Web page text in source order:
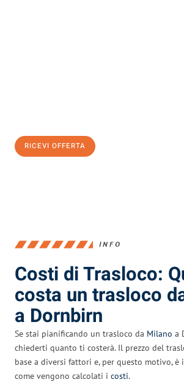
RICEVI OFFERTA
INFO
Costi di Trasloco:
costa un trasloco
a Dornbirn
Se stai pianificando un trasloco da Milano a
chiederti quanto ti costerà. Il prezzo del
base a diversi fattori e, per questo motivo, è
come vengono calcolati i costi.